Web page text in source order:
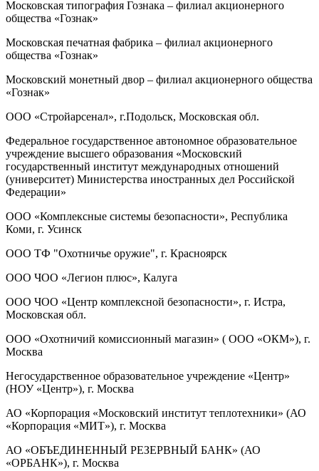
Московская типография Гознака – филиал акционерного
общества «Гознак»
Московская печатная фабрика – филиал акционерного
общества «Гознак»
Московский монетный двор – филиал акционерного общества
«Гознак»
ООО «Стройарсенал», г.Подольск, Московская обл.
Федеральное государственное автономное образовательное
учреждение высшего образования «Московский
государственный институт международных отношений
(университет) Министерства иностранных дел Российской
Федерации»
ООО «Комплексные системы безопасности», Республика
Коми, г. Усинск
ООО ТФ "Охотничье оружие", г. Красноярск
ООО ЧОО «Легион плюс», Калуга
ООО ЧОО «Центр комплексной безопасности», г. Истра,
Московская обл.
ООО «Охотничий комиссионный магазин» ( ООО «ОКМ»), г.
Москва
Негосударственное образовательное учреждение «Центр»
(НОУ «Центр»), г. Москва
АО «Корпорация «Московский институт теплотехники» (АО
«Корпорация «МИТ»), г. Москва
АО «ОБЪЕДИНЕННЫЙ РЕЗЕРВНЫЙ БАНК» (АО
«ОРБАНК»), г. Москва